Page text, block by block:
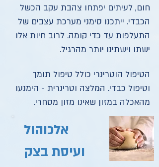
חום, לעיתים יפתחו צהבת עקב הכשל
הכבדי. ייתכנו סימני מערכת עצבים של
התעלפות עד כדי קומה. לרוב חיות אלו
ישתו וישתינו יותר מהרגיל.
הטיפול הוטרינרי כולל טיפול תומך
וטיפול כבדי. המלצה וטרינרית - הימנעו
מהאכלה במזון שאינו מזון מסחרי.
אלכוהול
ועיסת בצק